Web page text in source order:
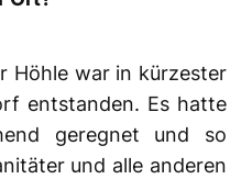
Höhle war in kürzester
entstanden. Es hatte
geregnet und so
und alle anderen